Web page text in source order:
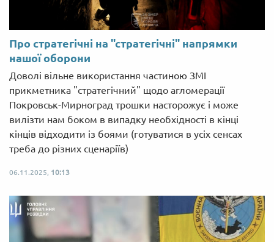
Про стратегічні на "стратегічні" напрямки
нашої оборони
Доволі вільне використання частиною ЗМІ
прикметника "стратегічний" щодо агломерації
Покровськ-Мирноград трошки насторожує і може
вилізти нам боком в випадку необхідності в кінці
кінців відходити із боями (готуватися в усіх сенсах
треба до різних сценаріїв)
06.11.2025, 10:13